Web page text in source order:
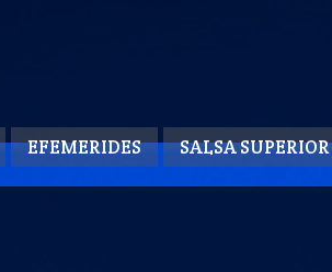
EFEMERIDES SALSA